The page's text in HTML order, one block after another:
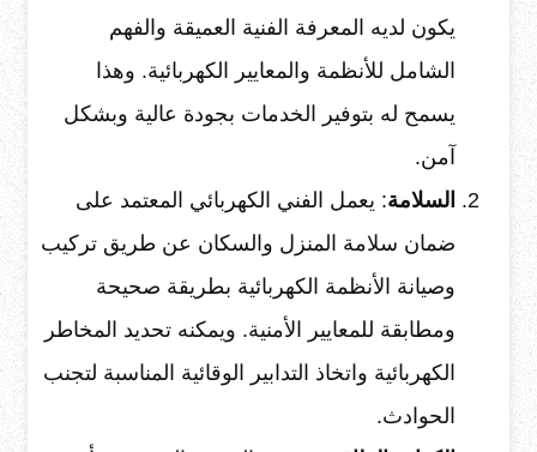
يكون لديه المعرفة الفنية العميقة والفهم
الشامل للأنظمة والمعايير الكهربائية. وهذا
يسمح له بتوفير الخدمات بجودة عالية وبشكل
آمن.
السلامة: يعمل الفني الكهربائي المعتمد على
ضمان سلامة المنزل والسكان عن طريق تركيب
وصيانة الأنظمة الكهربائية بطريقة صحيحة
ومطابقة للمعايير الأمنية. ويمكنه تحديد المخاطر
الكهربائية واتخاذ التدابير الوقائية المناسبة لتجنب
الحوادث.